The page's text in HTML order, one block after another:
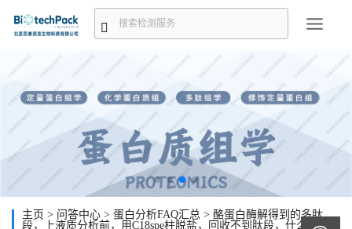
主页 > 问答中心 > 蛋白分析FAQ汇总 > 酪蛋白酶解得到的多肽
段，上液质分析前，用C18spe柱脱盐，回收不到肽段，什么原因？